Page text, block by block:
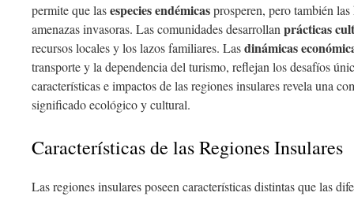
permite que lasespecies endémicasprosperen, pero también
amenazas invasoras. Las comunidades desarrollan prácticas
recursos locales y los lazos familiares. Lasdinámicas
transporte y la dependencia del turismo, reflejan los desafíos
características e impactos de las regiones insulares revela una
significado ecológico y cultural.
Características de las Regiones Insulares
Las regiones insulares poseen características distintas que las